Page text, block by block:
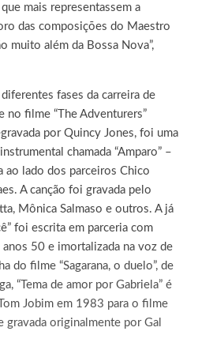
mais representassem a
das composições do Maestro
muito além da Bossa Nova”,
fases da carreira de
no filme “The Adventurers”
por Quincy Jones, foi uma
chamada “Amparo” –
ao lado dos parceiros Chico
A canção foi gravada pelo
Mônica Salmaso e outros. A já
foi escrita em parceria com
50 e imortalizada na voz de
do filme “Sagarana, o duelo”, de
“Tema de amor por Gabriela” é
Jobim em 1983 para o filme
gravada originalmente por Gal